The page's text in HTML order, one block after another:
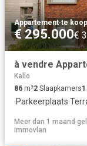
Appartement·te koop
€ 295.000€
à vendre
Kallo
86 m²2 Slaapkamers1
·Parkeerplaats·
Meer dan 1 maand
immovlan